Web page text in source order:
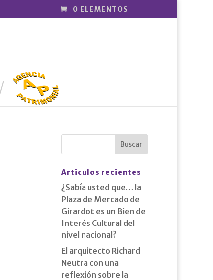
0 ELEMENTOS
AGENCIA
PATRIMONI
AL
Articulos recientes
¿Sabía usted que… la
Plaza de Mercado de
Girardot es un Bien de
Interés Cultural del
nivel nacional?
El arquitecto Richard
Neutra con una
reflexión sobre la